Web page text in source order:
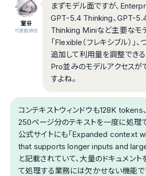
室谷
代表取締役
まずモデル面ですが、
GPT-5.4 Thinking、GPT-
Thinking Miniなど主要なモ
「Flexible（フレキシブル）」
追加して利用量を調整できる
Pro並みのモデルアクセスが
すよね。
コンテキストウィンドウも128K tokens
250ページ分のテキストを一度に処理で
公式サイトにも「Expanded context
that supports longer inputs and
と記載されていて、大量のドキュメント
て処理する業務には欠かせない機能で